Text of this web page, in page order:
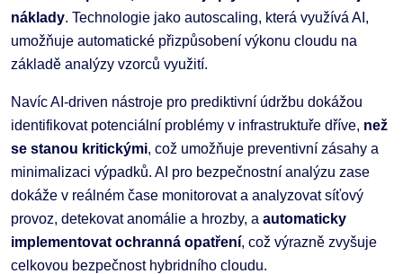
náklady. Technologie jako autoscaling, která využívá AI,
umožňuje automatické přizpůsobení výkonu cloudu na
základě analýzy vzorců využití.
Navíc AI-driven nástroje pro prediktivní údržbu dokážou
identifikovat potenciální problémy v infrastruktuře dříve, než
se stanou kritickými, což umožňuje preventivní zásahy a
minimalizaci výpadků. AI pro bezpečnostní analýzu zase
dokáže v reálném čase monitorovat a analyzovat síťový
provoz, detekovat anomálie a hrozby, a automaticky
implementovat ochranná opatření, což výrazně zvyšuje
celkovou bezpečnost hybridního cloudu.